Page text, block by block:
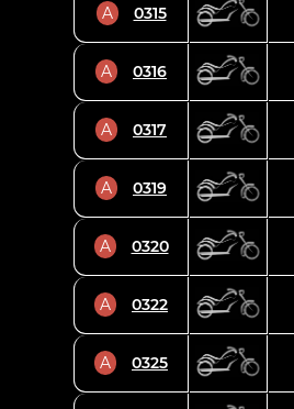
A 0315
A 0316
A 0317
A 0319
A 0320
A 0322
A 0325